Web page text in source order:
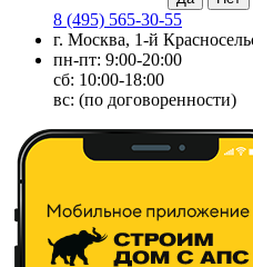
8 (495) 565-30-55
г. Москва, 1-й
пн-пт: 9:00-20:00
сб: 10:00-18:00
вс: (по договоренности)